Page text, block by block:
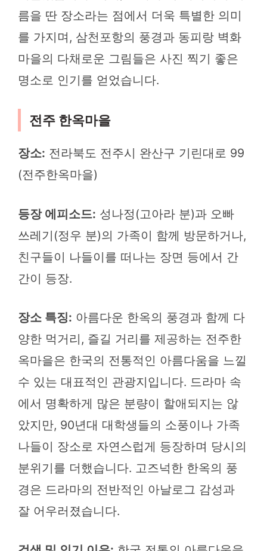
름을 딴 장소라는 점에서 더욱 특별한 의미
를 가지며, 삼천포항의 풍경과 동피랑 벽화
마을의 다채로운 그림들은 사진 찍기 좋은
명소로 인기를 얻었습니다.
전주 한옥마을
장소: 전라북도 전주시 완산구 기린대로 99
(전주한옥마을)
등장 에피소드: 성나정(고아라 분)과 오빠
쓰레기(정우 분)의 가족이 함께 방문하거나,
친구들이 나들이를 떠나는 장면 등에서 간
간이 등장.
장소 특징: 아름다운 한옥의 풍경과 함께 다
양한 먹거리, 즐길 거리를 제공하는 전주한
옥마을은 한국의 전통적인 아름다움을 느낄
수 있는 대표적인 관광지입니다. 드라마 속
에서 명확하게 많은 분량이 할애되지는 않
았지만, 90년대 대학생들의 소풍이나 가족
나들이 장소로 자연스럽게 등장하며 당시의
분위기를 더했습니다. 고즈넉한 한옥의 풍
경은 드라마의 전반적인 아날로그 감성과
잘 어우러졌습니다.